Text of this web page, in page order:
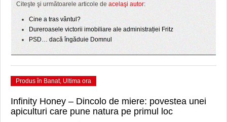
Citeşte şi următoarele articole de acelaşi autor:
Cine a tras vântul?
Dureroasele victorii imobiliare ale administrației Fritz
PSD… dacă îngăduie Domnul
Produs în Banat, Ultima ora
Infinity Honey – Dincolo de miere: povestea unei
apiculturi care pune natura pe primul loc